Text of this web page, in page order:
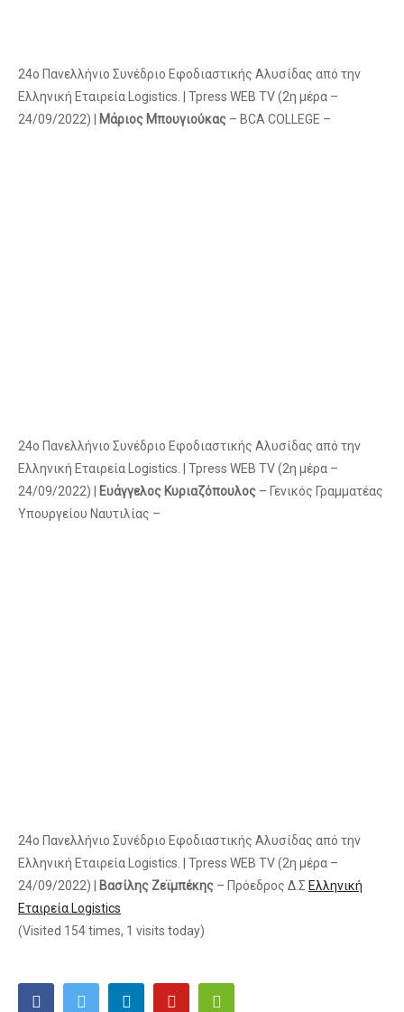
24ο Πανελλήνιο Συνέδριο Εφοδιαστικής Αλυσίδας από την
Ελληνική Εταιρεία Logistics. | Tpress WEB TV (2η μέρα –
24/09/2022) |
Μάριος Μπουγιούκας – BCA COLLEGE –
24ο Πανελλήνιο Συνέδριο Εφοδιαστικής Αλυσίδας από την
Ελληνική Εταιρεία Logistics. | Tpress WEB TV (2η μέρα –
24/09/2022) |
Ευάγγελος Κυριαζόπουλος – Γενικός Γραμματέας
Υπουργείου Ναυτιλίας –
24ο Πανελλήνιο Συνέδριο Εφοδιαστικής Αλυσίδας από την
Ελληνική Εταιρεία Logistics. | Tpress WEB TV (2η μέρα –
24/09/2022) |
Βασίλης Ζεϊμπέκης – Πρόεδρος Δ.Σ Ελληνική
Εταιρεία Logistics
(Visited 154 times, 1 visits today)